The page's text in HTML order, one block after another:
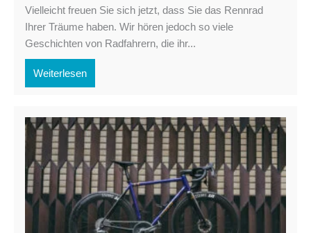
Vielleicht freuen Sie sich jetzt, dass Sie das Rennrad
Ihrer Träume haben. Wir hören jedoch so viele
Geschichten von Radfahrern, die ihr...
Weiterlesen